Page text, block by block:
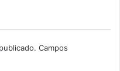
Campos